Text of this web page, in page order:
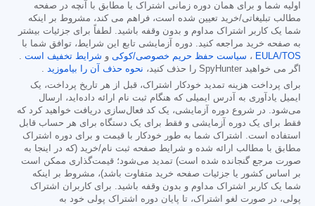
اولیه شما و برای همان دوره زمانی اشتراک یا مطابق با آنچه در صفحه
مطالب تبلیغاتی/خرید تعیین شده است، فراهم می کند، مشروط بر اینکه
شما یک کاربر اشتراک مداوم و بدون وقفه باشید. لطفاً برای جزئیات بیشتر
به صفحه خرید مراجعه کنید. دوره آزمایشی تابع این شرایط، توافق شما با
EULA/TOS ، سیاست حفظ حریم خصوصی/کوکی و شرایط تخفیف است .
اگر می خواهید SpyHunter را حذف کنید،
نحوه حذف آن را بیاموزید .
برای پرداخت هزینه تمدید خودکار اشتراک، قبل از هر تاریخ پرداخت، یک
ایمیل یادآوری به آدرس ایمیلی که هنگام ثبت نام ارائه داده‌اید، ارسال
می‌شود. در شروع دوره آزمایشی، یک کد فعال‌سازی دریافت خواهید کرد که
فقط برای یک دوره آزمایشی و فقط برای یک دستگاه برای هر حساب قابل
استفاده است. اشتراک شما به طور خودکار با قیمت و برای دوره اشتراک
مطابق با مطالب ارائه شده و شرایط صفحه ثبت نام/خرید (که در اینجا به
صورت مرجع گنجانده شده است) تمدید می‌شود؛ قیمت‌گذاری ممکن است
بر اساس کشور یا جزئیات صفحه خرید متفاوت باشد)، مشروط بر اینکه
شما یک کاربر اشتراک مداوم و بدون وقفه باشید. برای کاربران اشتراک
پولی، در صورت لغو اشتراک، تا پایان دوره اشتراک پولی خود به